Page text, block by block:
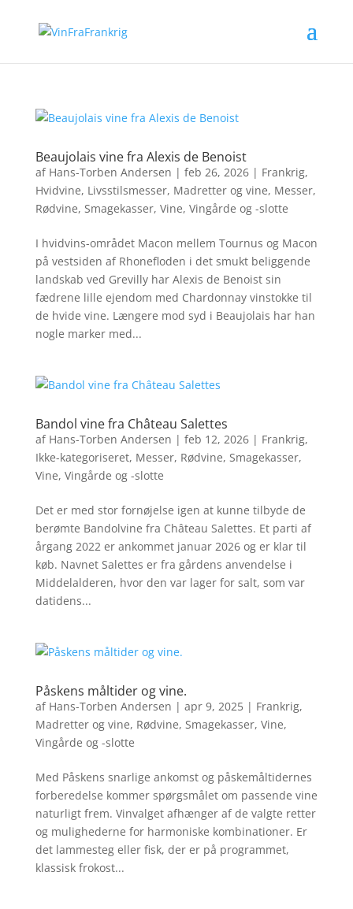
Beaujolais vine fra Alexis de Benoist
af Hans-Torben Andersen | feb 26, 2026| Frankrig,
Hvidvine, Livsstilsmesser, Madretter og vine, Messer,
Rødvine, Smagekasser, Vine, Vingårde og -slotte
I hvidvins-området Macon mellem Tournus og Macon
på vestsiden af Rhonefloden i det smukt beliggende
landskab ved Grevilly har Alexis de Benoist sin
fædrene lille ejendom med Chardonnay vinstokke til
de hvide vine. Længere mod syd i Beaujolais har han
nogle marker med...
Bandol vine fra Château Salettes
af Hans-Torben Andersen | feb 12, 2026| Frankrig,
Ikke-kategoriseret, Messer, Rødvine, Smagekasser,
Vine, Vingårde og -slotte
Det er med stor fornøjelse igen at kunne tilbyde de
berømte Bandolvine fra Château Salettes. Et parti af
årgang 2022 er ankommet januar 2026 og er klar til
køb. Navnet Salettes er fra gårdens anvendelse i
Middelalderen, hvor den var lager for salt, som var
datidens...
Påskens måltider og vine.
af Hans-Torben Andersen | apr 9, 2025| Frankrig,
Madretter og vine, Rødvine, Smagekasser, Vine,
Vingårde og -slotte
Med Påskens snarlige ankomst og påskemåltidernes
forberedelse kommer spørgsmålet om passende vine
naturligt frem. Vinvalget afhænger af de valgte retter
og mulighederne for harmoniske kombinationer. Er
det lammesteg eller fisk, der er på programmet,
klassisk frokost...